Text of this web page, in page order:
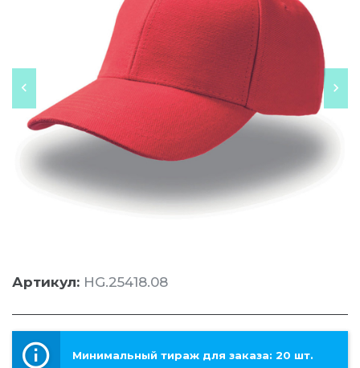
Артикул: HG.25418.08
Минимальный тираж для заказа: 20 шт.